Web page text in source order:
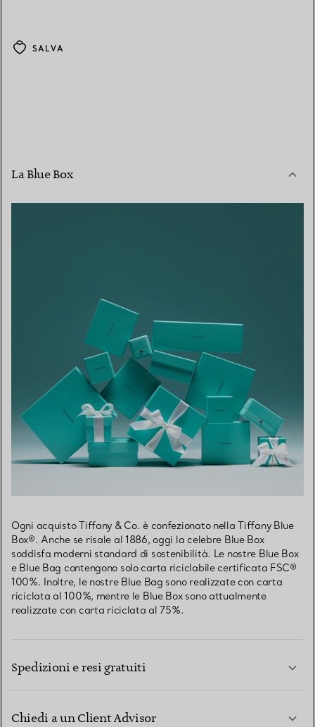
SALVA
La Blue Box
Ogni acquisto Tiffany & Co. è confezionato nella Tiffany Blue
Box®. Anche se risale al 1886, oggi la celebre Blue Box
soddisfa moderni standard di sostenibilità. Le nostre Blue Box
e Blue Bag contengono solo carta riciclabile certificata FSC®
100%. Inoltre, le nostre Blue Bag sono realizzate con carta
riciclata al 100%, mentre le Blue Box sono attualmente
realizzate con carta riciclata al 75%.
Spedizioni e resi gratuiti
Chiedi a un Client Advisor